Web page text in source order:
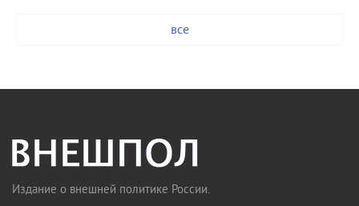
все
Издание о внешней политике России.